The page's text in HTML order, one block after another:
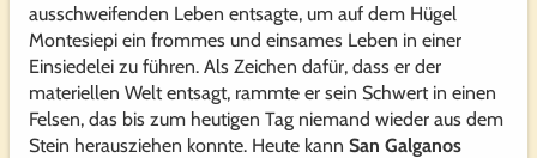
ausschweifenden Leben entsagte, um auf dem Hügel
Montesiepi ein frommes und einsames Leben in einer
Einsiedelei zu führen. Als Zeichen dafür, dass er der
materiellen Welt entsagt, rammte er sein Schwert in einen
Felsen, das bis zum heutigen Tag niemand wieder aus dem
Stein herausziehen konnte. Heute kann San Galganos